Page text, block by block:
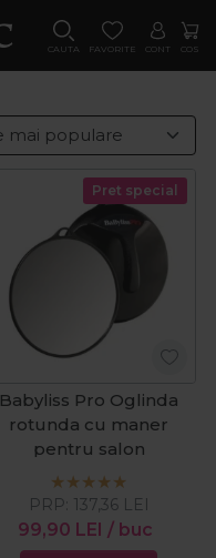
CAUTA FAVORITE CONT COS
Pret special
Babyliss Pro Oglinda
rotunda cu maner
pentru salon
99,90 LEI / buc
PRP: 137,36 LEI